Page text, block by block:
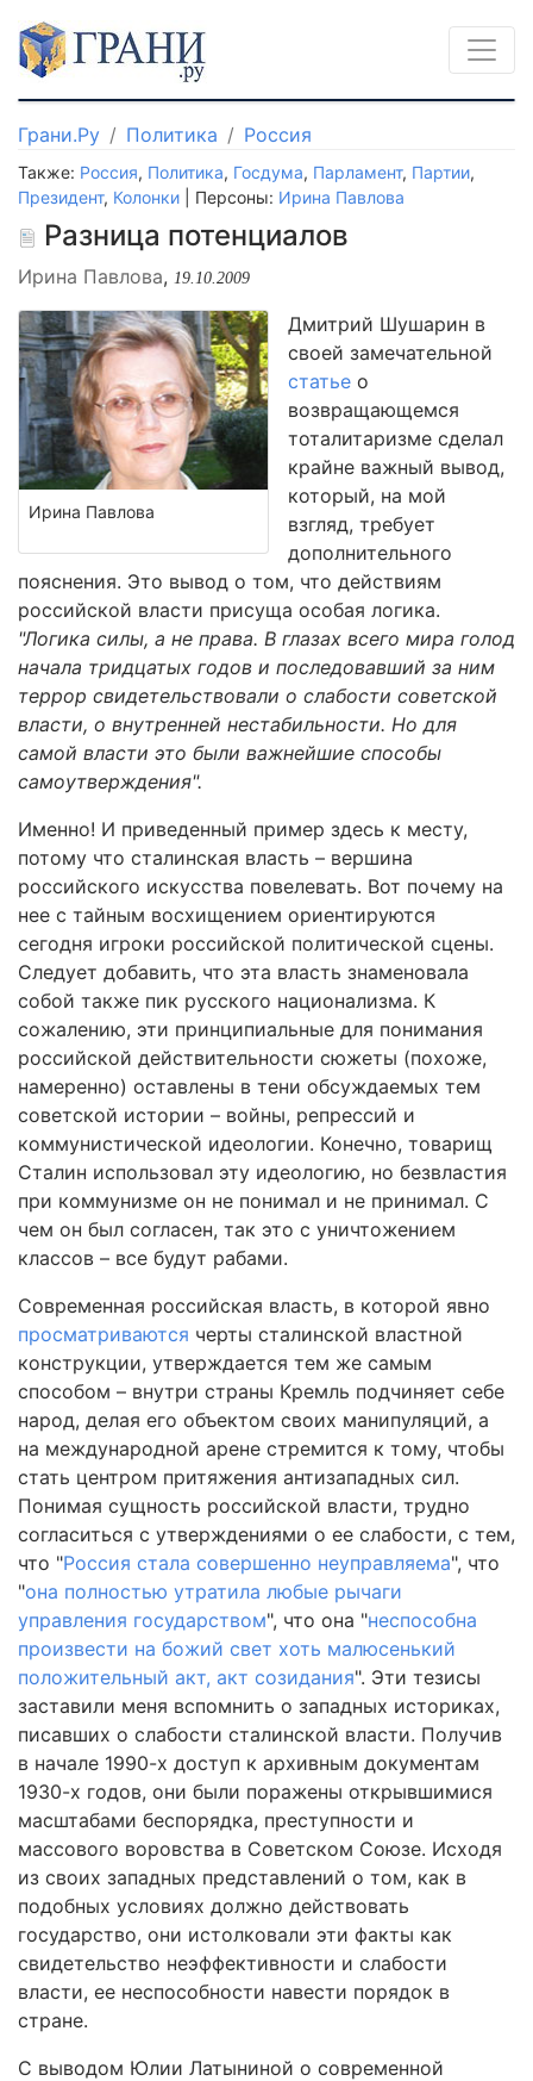
Грани.Ру Политика Россия
Также: Россия, Политика, Госдума, Парламент, Партии,
Президент, Колонки | Персоны: Ирина Павлова
Разница потенциалов
Ирина Павлова, 19.10.2009
Ирина Павлова
Дмитрий Шушарин в
своей замечательной
статье о
возвращающемся
тоталитаризме сделал
крайне важный вывод,
который, на мой
взгляд, требует
дополнительного
пояснения. Это вывод о том, что действиям
российской власти присуща особая логика.
"Логика силы, а не права. В глазах всего мира голод
начала тридцатых годов и последовавший за ним
террор свидетельствовали о слабости советской
власти, о внутренней нестабильности. Но для
самой власти это были важнейшие способы
самоутверждения".
Именно! И приведенный пример здесь к месту,
потому что сталинская власть – вершина
российского искусства повелевать. Вот почему на
нее с тайным восхищением ориентируются
сегодня игроки российской политической сцены.
Следует добавить, что эта власть знаменовала
собой также пик русского национализма. К
сожалению, эти принципиальные для понимания
российской действительности сюжеты (похоже,
намеренно) оставлены в тени обсуждаемых тем
советской истории – войны, репрессий и
коммунистической идеологии. Конечно, товарищ
Сталин использовал эту идеологию, но безвластия
при коммунизме он не понимал и не принимал. С
чем он был согласен, так это с уничтожением
классов – все будут рабами.
Современная российская власть, в которой явно
просматриваются черты сталинской властной
конструкции, утверждается тем же самым
способом – внутри страны Кремль подчиняет себе
народ, делая его объектом своих манипуляций, а
на международной арене стремится к тому, чтобы
стать центром притяжения антизападных сил.
Понимая сущность российской власти, трудно
согласиться с утверждениями о ее слабости, с тем,
что "Россия стала совершенно неуправляема", что
"она полностью утратила любые рычаги
управления государством", что она "неспособна
произвести на божий свет хоть малюсенький
положительный акт, акт созидания". Эти тезисы
заставили меня вспомнить о западных историках,
писавших о слабости сталинской власти. Получив
в начале 1990-х доступ к архивным документам
1930-х годов, они были поражены открывшимися
масштабами беспорядка, преступности и
массового воровства в Советском Союзе. Исходя
из своих западных представлений о том, как в
подобных условиях должно действовать
государство, они истолковали эти факты как
свидетельство неэффективности и слабости
власти, ее неспособности навести порядок в
стране.
С выводом Юлии Латыниной о современной